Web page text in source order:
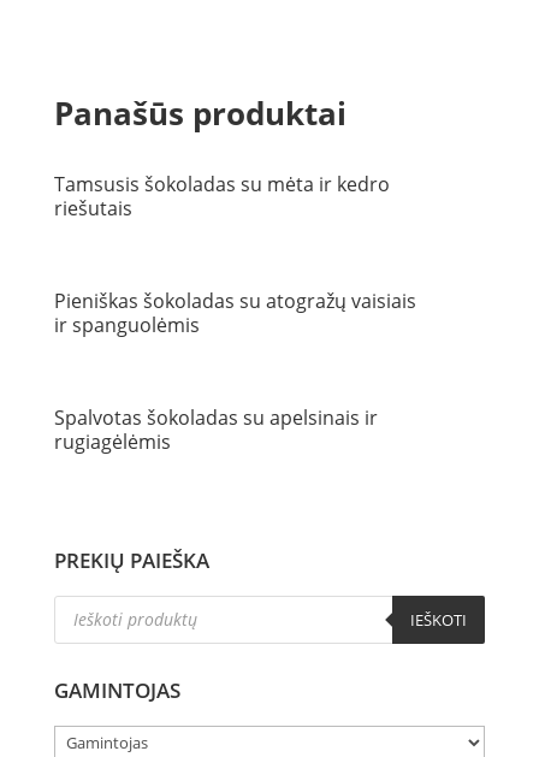
Panašūs produktai
Tamsusis šokoladas su mėta ir kedro
riešutais
Pieniškas šokoladas su atogražų vaisiais
ir spanguolėmis
Spalvotas šokoladas su apelsinais ir
rugiagėlėmis
PREKIŲ PAIEŠKA
Products
IEŠKOTI
GAMINTOJAS